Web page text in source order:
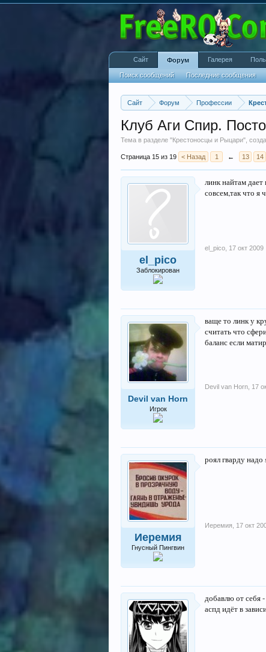
Сайт Форум Профессии
Клуб Аги Спир.
Тема в разделе "Крестоносцы и Рыцари",
Страница 15 из 19 < Назад 1 ← 13 14
el_pico
Заблокирован
линк найтам дает
совсем,так что я
el_pico 17 окт 2009
Devil van Horn
Игрок
ваще то линк у
считать что
баланс если
Devil van Horn 17
Иеремия
Гнусный Пингвин
роял гварду
Иеремия 17 окт
добавлю от себя
аспд идёт в
Сайт Форум
Поиск сообщений Последние сообщения
Галерея